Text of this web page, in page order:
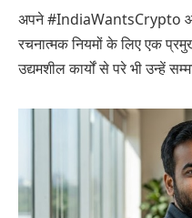
अपने #IndiaWantsCrypto
रचनात्मक नियमों के लिए एक
उद्यमशील कार्यों से परे भी उन्हें